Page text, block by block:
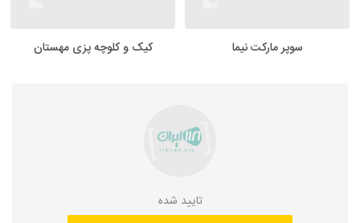
سوپر مارکت نیما کیک و کلوچه پزی مهستان
تایید شده